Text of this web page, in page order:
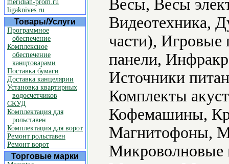
meridian-prom.ru
ligaknives.ru
Товары/Услуги
Программное
обеспечение
Комплексное
обеспечение
канцтоварами
Поставка бумаги
Доставка канцелярии
Установка квартирных
водосчетчиков
СКУД
Комплектация для
рольставен
Комплектация для ворот
Ремонт рольставен
Ремонт ворот
Торговые марки
Весы, Весы
Видеотехника,
части), Игровые
панели,
Источники
Комплекты
Кофемашины,
Магнитофоны,